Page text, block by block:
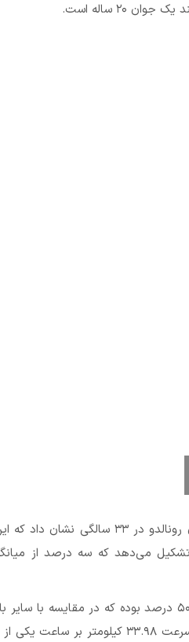
۲۰ ساله است.
بررسی میزان تراکم چربی در بدن رونالدو
می‌دهد که سه درصد از
۴ درصد بیشتر است. رونالدو با سرعت ۳۳.۹۸